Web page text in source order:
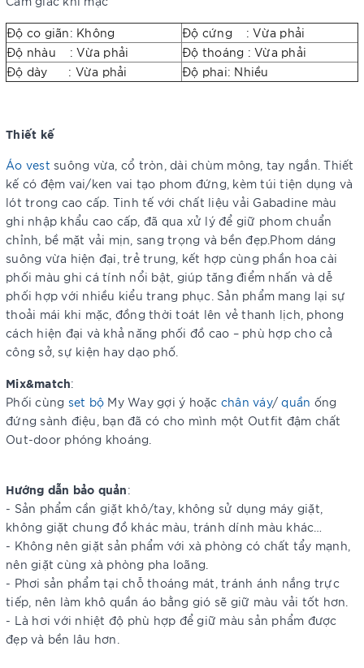
Độ co giãn: Không
Độ cứng : Vừa phải
Độ nhàu : Vừa phải
Độ thoáng : Vừa phải
Độ dày : Vừa phải
Độ phai: Nhiều
Thiết kế
Áo vest suông vừa, cổ tròn, dài chùm mông, tay ngắn. Thiết
kế có đệm vai/ken vai tạo phom đứng, kèm túi tiện dụng và
lót trong cao cấp. Tinh tế với chất liệu vải Gabadine màu
ghi nhập khẩu cao cấp, đã qua xử lý để giữ phom chuẩn
chỉnh, bề mặt vải mịn, sang trọng và bền đẹp.Phom dáng
suông vừa hiện đại, trẻ trung, kết hợp cùng phần hoa cài
phối màu ghi cá tính nổi bật, giúp tăng điểm nhấn và dễ
phối hợp với nhiều kiểu trang phục. Sản phẩm mang lại sự
thoải mái khi mặc, đồng thời toát lên vẻ thanh lịch, phong
cách hiện đại và khả năng phối đồ cao – phù hợp cho cả
công sở, sự kiện hay dạo phố.
Mix&match:
Phối cùng set bộ My Way gợi ý hoặc chân váy/quần ống
đứng sành điệu, bạn đã có cho mình một Outfit đậm chất
Out-door phóng khoáng.
Hướng dẫn bảo quản:
- Sản phẩm cần giặt khô/tay, không sử dụng máy giặt,
không giặt chung đồ khác màu, tránh dính màu khác…
- Không nên giặt sản phẩm với xà phòng có chất tẩy mạnh,
nên giặt cùng xà phòng pha loãng.
- Phơi sản phẩm tại chỗ thoáng mát, tránh ánh nắng trực
tiếp, nên làm khô quần áo bằng gió sẽ giữ màu vải tốt hơn.
- Là hơi với nhiệt độ phù hợp để giữ màu sản phẩm được
đẹp và bền lâu hơn.